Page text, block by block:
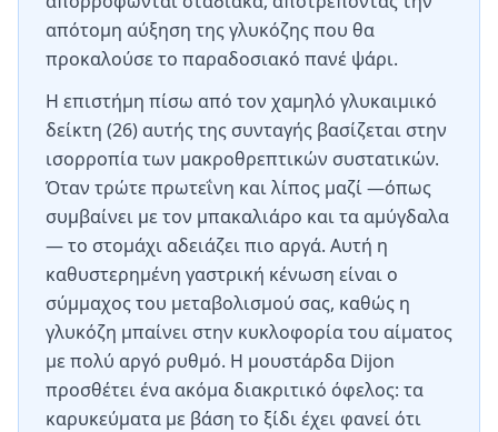
απότομη αύξηση της γλυκόζης που θα
προκαλούσε το παραδοσιακό πανέ ψάρι.
Η επιστήμη πίσω από τον χαμηλό γλυκαιμικό
δείκτη (26) αυτής της συνταγής βασίζεται στην
ισορροπία των μακροθρεπτικών συστατικών.
Όταν τρώτε πρωτεΐνη και λίπος μαζί —όπως
συμβαίνει με τον μπακαλιάρο και τα αμύγδαλα
— το στομάχι αδειάζει πιο αργά. Αυτή η
καθυστερημένη γαστρική κένωση είναι ο
σύμμαχος του μεταβολισμού σας, καθώς η
γλυκόζη μπαίνει στην κυκλοφορία του αίματος
με πολύ αργό ρυθμό. Η μουστάρδα Dijon
προσθέτει ένα ακόμα διακριτικό όφελος: τα
καρυκεύματα με βάση το ξίδι έχει φανεί ότι